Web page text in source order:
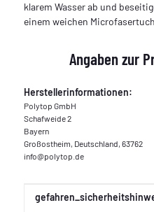
klarem Wasser ab und
einem weichen
Angaben zur
Herstellerinformationen:
Polytop GmbH
Schafweide 2
Bayern
Großostheim, Deutschland, 63762
info@polytop.de
Produkteigenschaft
Wert